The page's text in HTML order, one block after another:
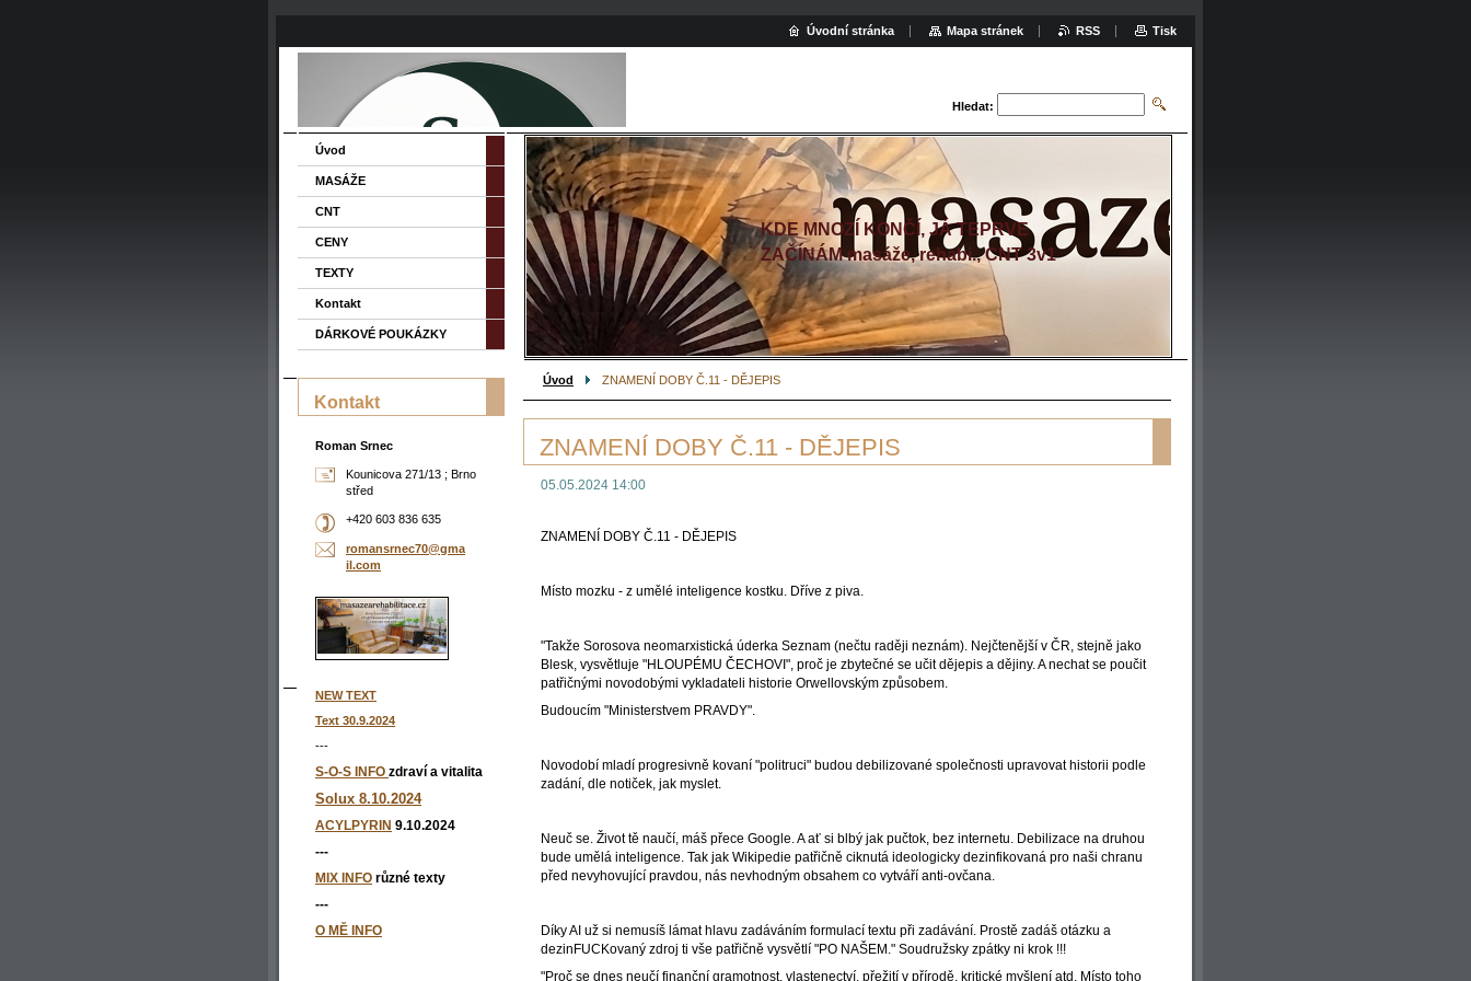
Hledat:
KDE MNOZÍ KONČÍ, JÁ TEPRVE
ZAČÍNÁM masáže, rehabi., CNT 3v1
Úvod ZNAMENÍ DOBY Č.11 - DĚJEPIS
ZNAMENÍ DOBY Č.11 - DĚJEPIS
05.05.2024 14:00
ZNAMENÍ DOBY Č.11 - DĚJEPIS
Místo mozku - z umělé inteligence kostku. Dříve z piva.
"Takže Sorosova neomarxistická úderka Seznam (nečtu raději neznám). Nejčtenější v ČR, stejně jako
Blesk, vysvětluje "HLOUPÉMU ČECHOVI", proč je zbytečné se učit dějepis a dějiny. A nechat se poučit
patřičnými novodobými vykladateli historie Orwellovským způsobem.
Budoucím "Ministerstvem PRAVDY".
Novodobí mladí progresivně kovaní "politruci" budou debilizované společnosti upravovat historii podle
zadání, dle notiček, jak myslet.
Neuč se. Život tě naučí, máš přece Google. A ať si blbý jak pučtok, bez internetu. Debilizace na druhou
bude umělá inteligence. Tak jak Wikipedie patřičně ciknutá ideologicky dezinfikovaná pro naši chranu
před nevyhovující pravdou, nás nevhodným obsahem co vytváří anti-ovčana.
Díky AI už si nemusíš lámat hlavu zadáváním formulací textu při zadávání. Prostě zadáš otázku a
dezinFUCKovaný zdroj ti vše patřičně vysvětlí "PO NAŠEM." Soudružsky zpátky ni krok !!!
"Proč se dnes neučí finanční gramotnost, vlastenectví, přežití v přírodě, kritické myšlení atd. Místo toho
Úvod
MASÁŽE
CNT
CENY
TEXTY
Kontakt
DÁRKOVÉ POUKÁZKY
Kontakt
Roman Srnec
Kounicova 271/13 ; Brno
střed
+420 603 836 635
romansrnec70@gma
il.com
NEW TEXT
Text 30.9.2024
---
S-O-S INFO zdraví a vitalita
Solux 8.10.2024
ACYLPYRIN 9.10.2024
---
MIX INFO různé texty
---
O MĚ INFO
Úvodní stránka Mapa stránek RSS Tisk